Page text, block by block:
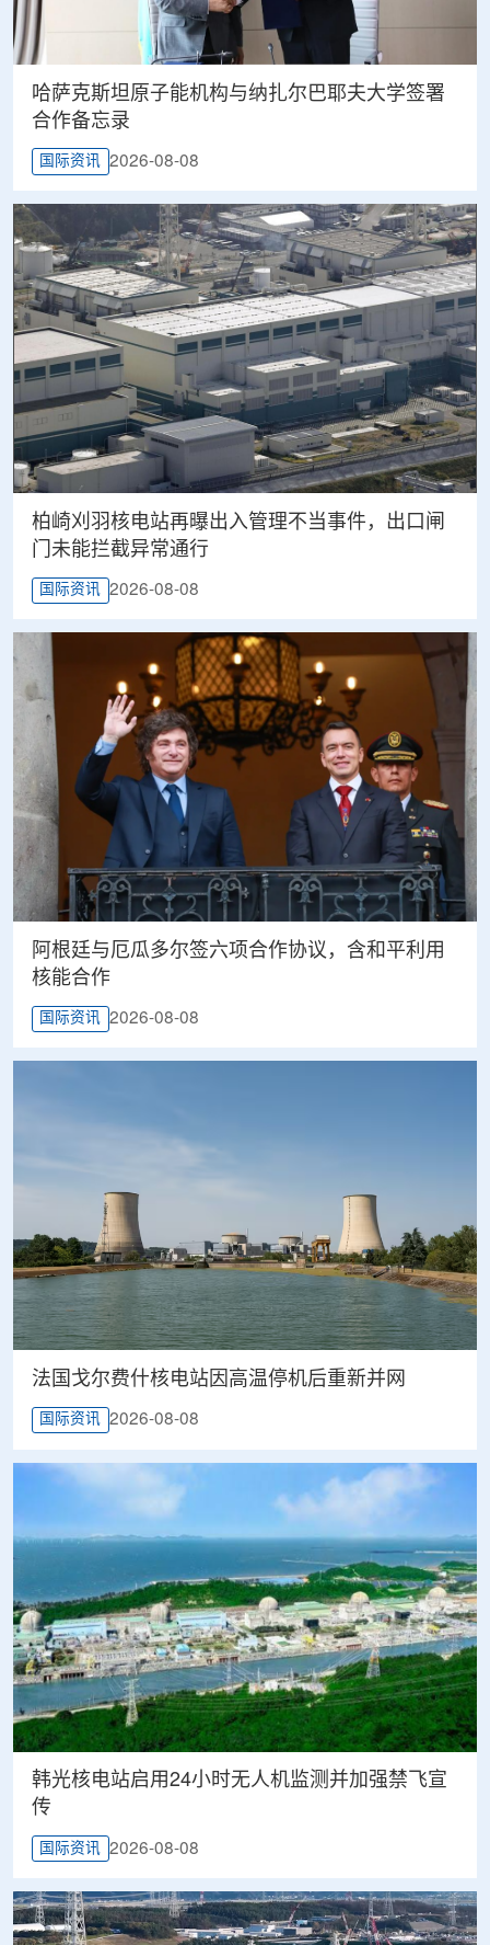
哈萨克斯坦原子能机构与纳扎尔巴耶夫大学签署
合作备忘录
国际资讯 2026-08-08
柏崎刈羽核电站再曝出入管理不当事件，出口闸
门未能拦截异常通行
国际资讯 2026-08-08
阿根廷与厄瓜多尔签六项合作协议，含和平利用
核能合作
国际资讯 2026-08-08
法国戈尔费什核电站因高温停机后重新并网
国际资讯 2026-08-08
韩光核电站启用24小时无人机监测并加强禁飞宣
传
国际资讯 2026-08-08